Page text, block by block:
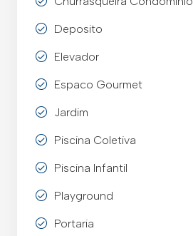
Deposito
Elevador
Espaco Gourmet
Jardim
Piscina Coletiva
Piscina Infantil
Playground
Portaria